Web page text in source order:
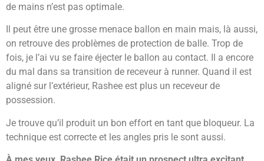
de mains n’est pas optimale.
Il peut être une grosse menace ballon en main mais, là aussi,
on retrouve des problèmes de protection de balle. Trop de
fois, je l’ai vu se faire éjecter le ballon au contact. Il a encore
du mal dans sa transition de receveur à runner. Quand il est
aligné sur l’extérieur, Rashee est plus un receveur de
possession.
Je trouve qu’il produit un bon effort en tant que bloqueur. La
technique est correcte et les angles pris le sont aussi.